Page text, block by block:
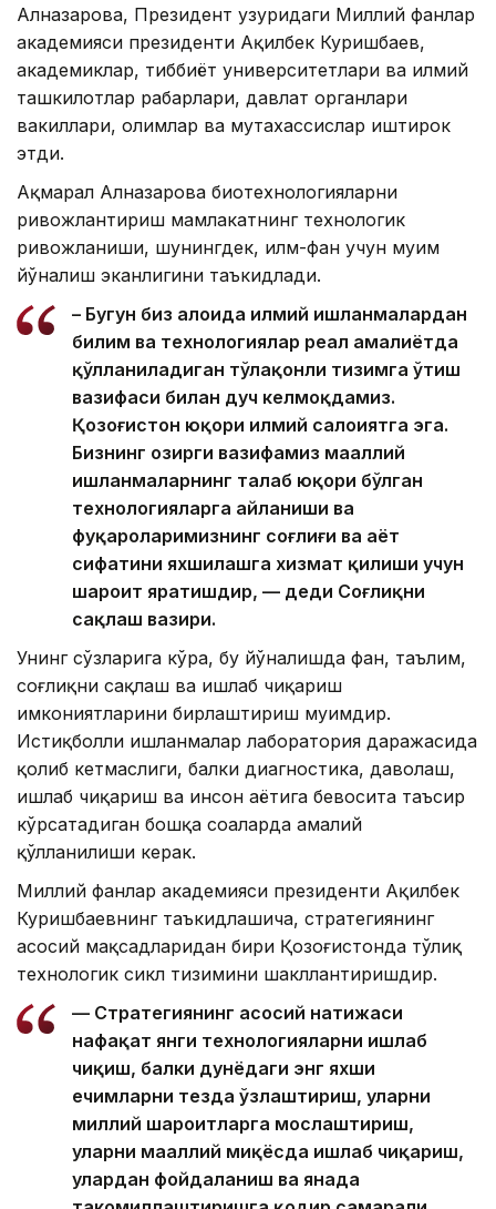
Алназарова, Президент ҳузуридаги Миллий фанлар
академияси президенти Ақилбек Куришбаев,
академиклар, тиббиёт университетлари ва илмий
ташкилотлар раҳбарлари, давлат органлари
вакиллари, олимлар ва мутахассислар иштирок
этди.
Ақмарал Алназарова биотехнологияларни
ривожлантириш мамлакатнинг технологик
ривожланиши, шунингдек, илм-фан учун муҳим
йўналиш эканлигини таъкидлади.
– Бугун биз алоҳида илмий ишланмалардан
билим ва технологиялар реал амалиётда
қўлланиладиган тўлақонли тизимга ўтиш
вазифаси билан дуч келмоқдамиз.
Қозоғистон юқори илмий салоҳиятга эга.
Бизнинг ҳозирги вазифамиз маҳаллий
ишланмаларнинг талаб юқори бўлган
технологияларга айланиши ва
фуқароларимизнинг соғлиғи ва ҳаёт
сифатини яхшилашга хизмат қилиши учун
шароит яратишдир, — деди Соғлиқни
сақлаш вазири.
Унинг сўзларига кўра, бу йўналишда фан, таълим,
соғлиқни сақлаш ва ишлаб чиқариш
имкониятларини бирлаштириш муҳимдир.
Истиқболли ишланмалар лаборатория даражасида
қолиб кетмаслиги, балки диагностика, даволаш,
ишлаб чиқариш ва инсон ҳаётига бевосита таъсир
кўрсатадиган бошқа соҳаларда амалий
қўлланилиши керак.
Миллий фанлар академияси президенти Ақилбек
Куришбаевнинг таъкидлашича, стратегиянинг
асосий мақсадларидан бири Қозоғистонда тўлиқ
технологик сикл тизимини шакллантиришдир.
— Стратегиянинг асосий натижаси
нафақат янги технологияларни ишлаб
чиқиш, балки дунёдаги энг яхши
ечимларни тезда ўзлаштириш, уларни
миллий шароитларга мослаштириш,
уларни маҳаллий миқёсда ишлаб чиқариш,
улардан фойдаланиш ва янада